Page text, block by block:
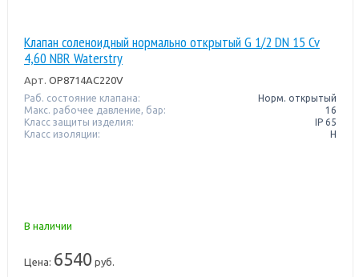
Клапан соленоидный нормально открытый G 1/2 DN 15 Cv
4,60 NBR Waterstry
Арт. OP8714AC220V
Раб. состояние клапана:
Норм. открытый
Макс. рабочее давление, бар:
16
Класс защиты изделия:
IP 65
Класс изоляции:
H
В наличии
Цена: 6540 руб.